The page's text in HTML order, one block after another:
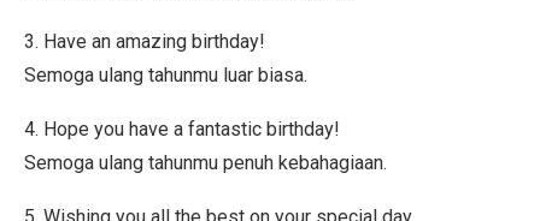
3. Have an amazing birthday!
Semoga ulang tahunmu luar biasa.
4. Hope you have a fantastic birthday!
Semoga ulang tahunmu penuh kebahagiaan.